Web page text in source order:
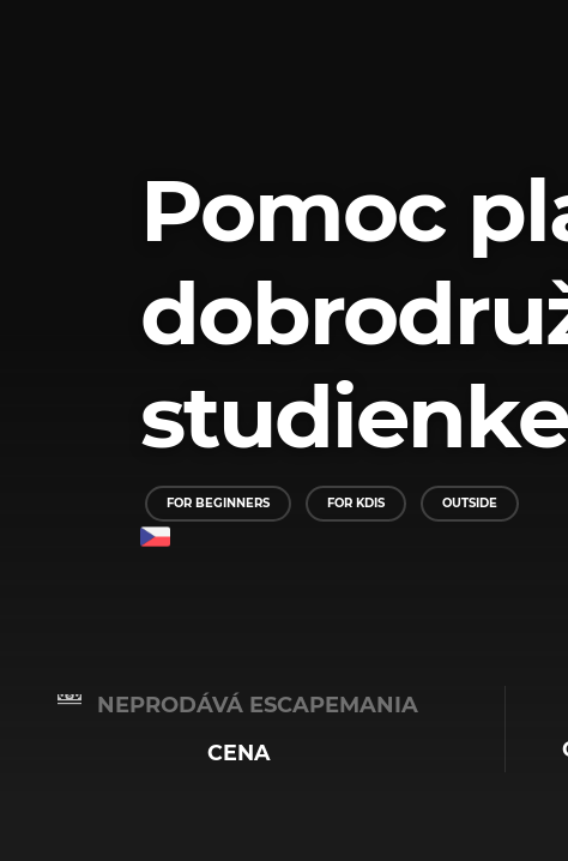
Pomoc
FOR BEGINNERS FOR KDIS OUTSIDE
NEPRODÁVÁ ESCAPEMANIA
CENA